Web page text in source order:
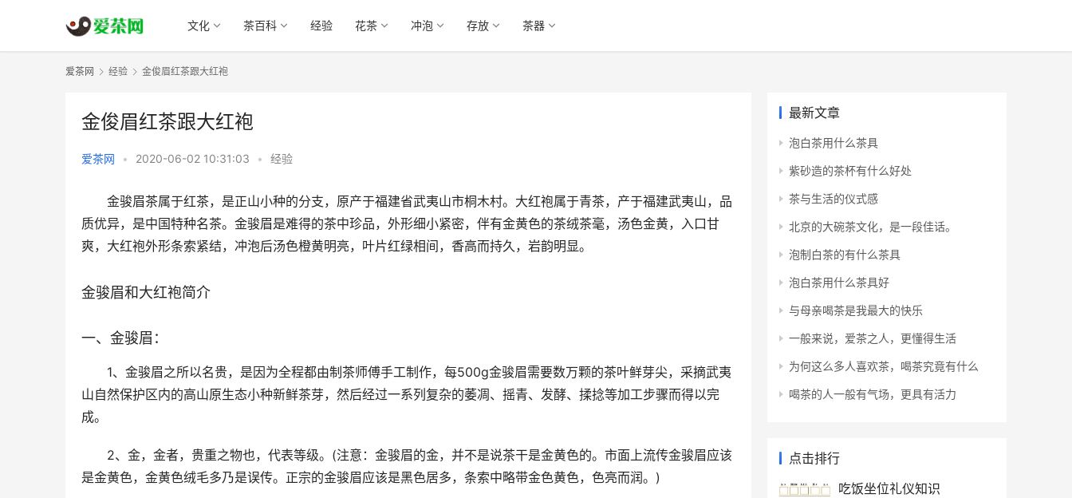
文化 茶百科 经验 花茶 冲泡 存放 茶器
爱茶网 经验 金俊眉红茶跟大红袍
金俊眉红茶跟大红袍
爱茶网 • 2020-06-02 10:31:03 • 经验
金骏眉茶属于红茶，是正山小种的分支，原产于福建省武夷山市桐木村。大红袍属于青茶，产于福建武夷山，品
质优异，是中国特种名茶。金骏眉是难得的茶中珍品，外形细小紧密，伴有金黄色的茶绒茶毫，汤色金黄，入口甘
爽，大红袍外形条索紧结，冲泡后汤色橙黄明亮，叶片红绿相间，香高而持久，岩韵明显。
金骏眉和大红袍简介
一、金骏眉：
1、金骏眉之所以名贵，是因为全程都由制茶师傅手工制作，每500g金骏眉需要数万颗的茶叶鲜芽尖，采摘武夷
山自然保护区内的高山原生态小种新鲜茶芽，然后经过一系列复杂的萎凋、摇青、发酵、揉捻等加工步骤而得以完
成。
2、金，金者，贵重之物也，代表等级。(注意：金骏眉的金，并不是说茶干是金黄色的。市面上流传金骏眉应该
是金黄色，金黄色绒毛多乃是误传。正宗的金骏眉应该是黑色居多，条索中略带金色黄色，色亮而润。)
最新文章
泡白茶用什么茶具
紫砂造的茶杯有什么好处
茶与生活的仪式感
北京的大碗茶文化，是一段佳话。
泡制白茶的有什么茶具
泡白茶用什么茶具好
与母亲喝茶是我最大的快乐
一般来说，爱茶之人，更懂得生活
为何这么多人喜欢茶，喝茶究竟有什么
喝茶的人一般有气场，更具有活力
点击排行
吃饭坐位礼仪知识